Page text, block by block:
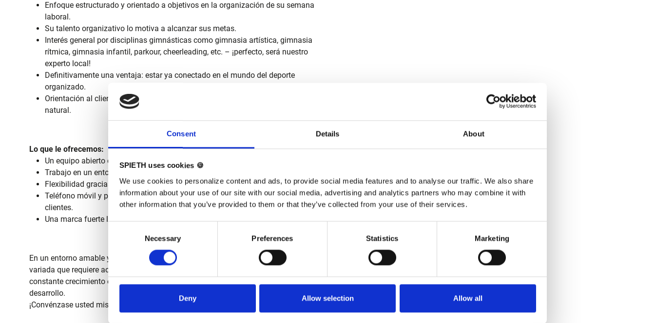
Consent Details About
SPIETH uses cookies 🍪
We use cookies to personalize content and ads, to provide social media features and to analyse our traffic. We also share
information about your use of our site with our social media, advertising and analytics partners who may combine it with
other information that you’ve provided to them or that they’ve collected from your use of their services.
Necessary Preferences Statistics Marketing
Deny Allow selection Allow all
Enfoque estructurado y orientado a objetivos en la organización de su semana
laboral.
Su talento organizativo lo motiva a alcanzar sus metas.
Interés general por disciplinas gimnásticas como gimnasia artística, gimnasia
rítmica, gimnasia infantil, parkour, cheerleading, etc. – ¡perfecto, será nuestro
experto local!
Definitivamente una ventaja: estar ya conectado en el mundo del deporte
organizado.
Orientación al cliente: la amabilidad, el servicio y la calidad son para usted algo
natural.
Lo que le ofrecemos:
Un equipo abierto que cada día trabaja con pasión – ¡como usted!
Trabajo en un entorno internacional con jerarquías planas.
Flexibilidad gracias al trabajo móvil.
Teléfono móvil y portátil incluidos – para estar siempre disponible para sus
clientes.
Una marca fuerte lo respalda: SPIETH Gymnastics – Reach Your Maximum.
En un entorno amable y familiar de una empresa manufacturera, le espera una tarea
variada que requiere actuar de manera autónoma y responsable. Como empresa en
constante crecimiento en Alemania, ofrecemos oportunidades de participación y
desarrollo.
¡Convénzase usted mismo!